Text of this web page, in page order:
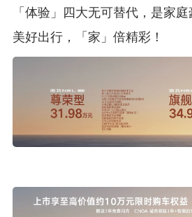
「体验」四大无可替代，是家
美好出行，「家」倍精彩！